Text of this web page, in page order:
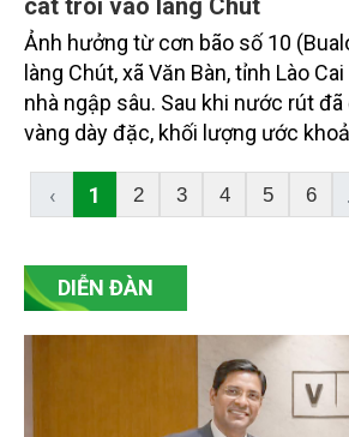
cát trôi vào làng Chút
Ảnh hưởng từ cơn bão số 10
làng Chút, xã Văn Bàn, tỉnh Lào
nhà ngập sâu. Sau khi nước rút
vàng dày đặc, khối lượng ước
‹
1 2 3 4 5 6
DIỄN ĐÀN